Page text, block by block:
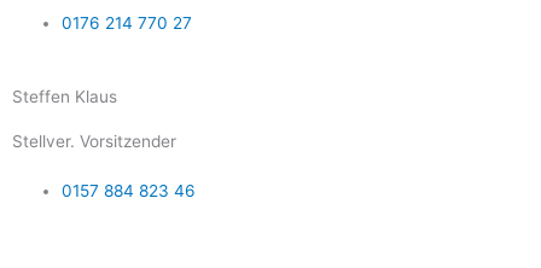
0176 214 770 27
Steffen Klaus
Stellver. Vorsitzender
0157 884 823 46